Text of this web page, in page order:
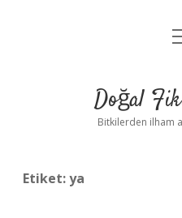
Doğal
Bitkilerden ilham
Etiket:ya